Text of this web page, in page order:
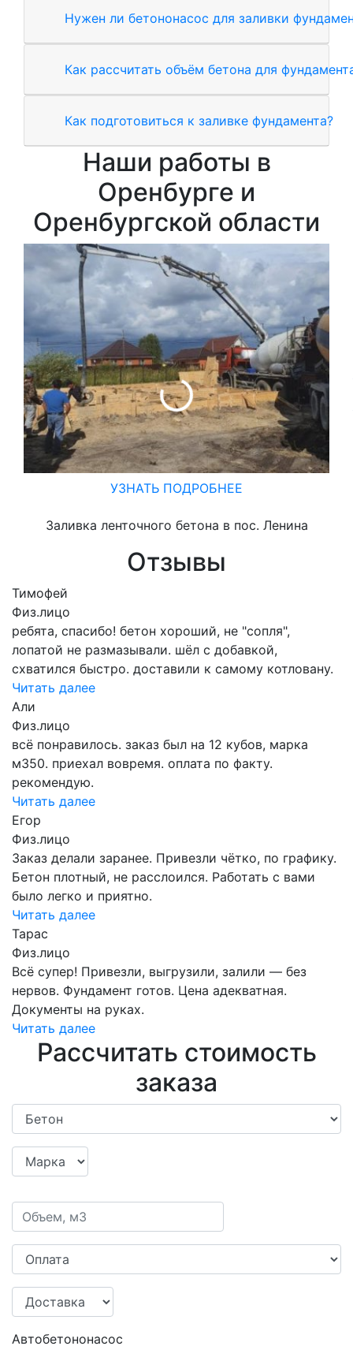
Нужен ли бетононасос для заливки
Как рассчитать объём бетона для
Как подготовиться к заливке фундамента?
Наши работы в
Оренбурге и
Оренбургской области
УЗНАТЬ ПОДРОБНЕЕ
Заливка ленточного бетона в пос. Ленина
Отзывы
Тимофей
Физ.лицо
ребята, спасибо! бетон хороший, не "сопля",
лопатой не размазывали. шёл с добавкой,
схватился быстро. доставили к самому котловану.
Читать далее
Али
Физ.лицо
всё понравилось. заказ был на 12 кубов, марка
м350. приехал вовремя. оплата по факту.
рекомендую.
Читать далее
Егор
Физ.лицо
Заказ делали заранее. Привезли чётко, по графику.
Бетон плотный, не расслоился. Работать с вами
было легко и приятно.
Читать далее
Тарас
Физ.лицо
Всё супер! Привезли, выгрузили, залили — без
нервов. Фундамент готов. Цена адекватная.
Документы на руках.
Читать далее
Рассчитать стоимость
заказа
Автобетононасос